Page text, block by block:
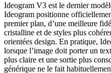
Ideogram V3 est le dernier
Ideogram positionne
premier plan, d’une meilleure
cristalline et de styles plus
orientées design. En pratique,
lorsque l’image doit porter un
plus claire et une sortie plus
générique ne le fait